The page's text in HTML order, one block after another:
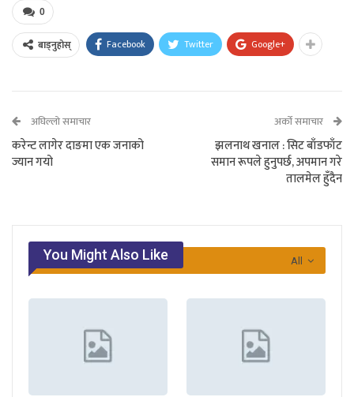
0
बाड्नुहोस् Facebook Twitter Google+
अघिल्लो समाचार
करेन्ट लागेर दाङमा एक जनाको
ज्यान गयो
अर्को समाचार
झलनाथ खनाल : सिट बाँडफाँट
समान रूपले हुनुपर्छ, अपमान गरे
तालमेल हुँदैन
All
You Might Also Like